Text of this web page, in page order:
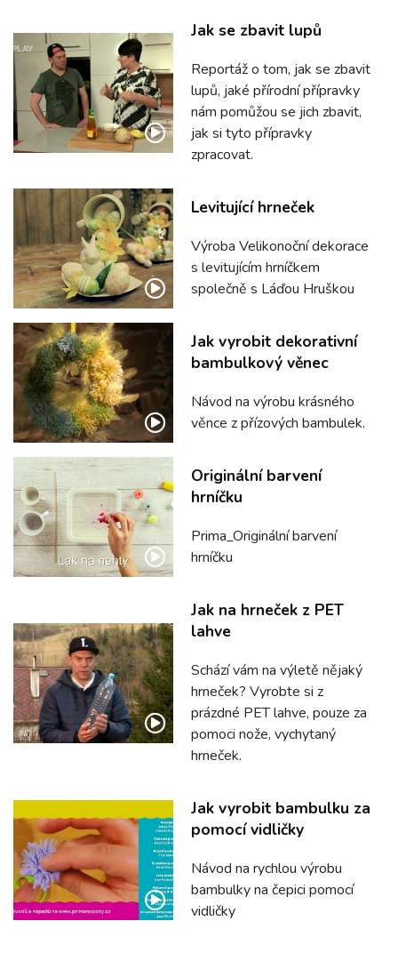
Jak se zbavit lupů
Reportáž o tom, jak se zbavit
lupů, jaké přírodní přípravky
nám pomůžou se jich zbavit,
jak si tyto přípravky
zpracovat.
Levitující hrneček
Výroba Velikonoční dekorace
s levitujícím hrníčkem
společně s Láďou Hruškou
Jak vyrobit dekorativní
bambulkový věnec
Návod na výrobu krásného
věnce z přízových bambulek.
Originální barvení
hrníčku
Prima_Originální barvení
hrníčku
Jak na hrneček z PET
lahve
Schází vám na výletě nějaký
hrneček? Vyrobte si z
prázdné PET lahve, pouze za
pomoci nože, vychytaný
hrneček.
Jak vyrobit bambulku za
pomocí vidličky
Návod na rychlou výrobu
bambulky na čepici pomocí
vidličky